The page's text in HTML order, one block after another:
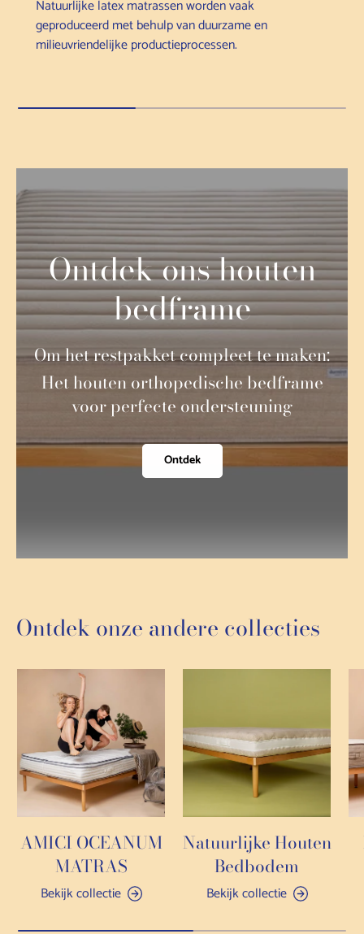
Natuurlijke latex matrassen worden vaak
geproduceerd met behulp van duurzame en
milieuvriendelijke productieprocessen.
Ontdek ons houten
bedframe
Om het restpakket compleet te maken:
Het houten orthopedische bedframe
voor perfecte ondersteuning
Ontdek
Ontdek onze andere collecties
AMICI OCEANUM
MATRAS
Bekijk collectie
Natuurlijke Houten
Bedbodem
Bekijk collectie